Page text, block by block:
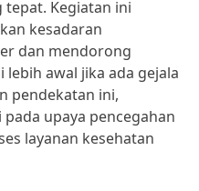
Kegiatan ini
kesadaran
dan mendorong
awal jika ada gejala
pendekatan ini,
upaya pencegahan
layanan kesehatan